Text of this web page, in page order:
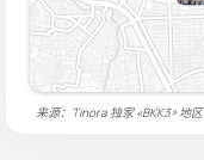
来源：Tinora 独家 «BKK3» 地